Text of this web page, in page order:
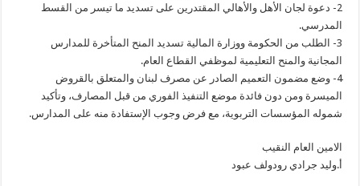
2- دعوة لجان الأهل والأهالي المقتدرين على تسديد ما تيسر من القسط
المدرسي.
3- الطلب من الحكومة ووزارة المالية تسديد المنح المتأخرة للمدارس
المجانية والمنح التعليمية لموظفي القطاع العام.
4- وضع مضمون التعميم الصادر عن مصرف لبنان والمتعلق بالقروض
الميسرة ومن دون فائدة موضع التنفيذ الفوري من قبل المصارف، وتأكيد
شموله المؤسسات التربوية، مع فرض وجوب الإستفادة منه على المدارس.
الامين العام النقيب
أ.وليد جرادي رودولف عبود